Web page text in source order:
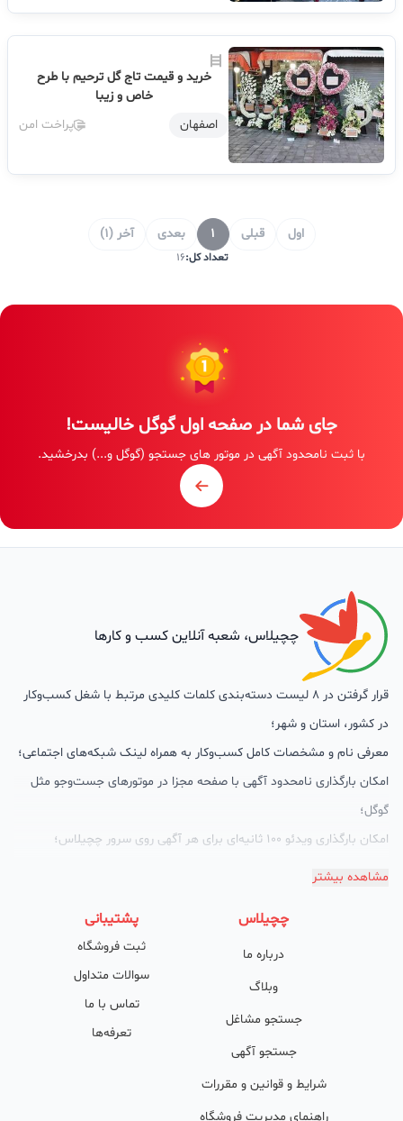
خرید و قیمت تاج گل ترحیم با طرح
خاص و زیبا
اصفهان
پراخت امن
اول قبلی 1 بعدی آخر (1)
تعداد کل:16
جای شما در صفحه اول گوگل خالیست!
با ثبت نامحدود آگهی در موتور های جستجو (گوگل و...) بدرخشید.
چچیلاس، شعبه آنلاین کسب و کارها
قرار گرفتن در 8 لیست دسته‌بندی کلمات کلیدی مرتبط با شغل کسب‌وکار
در کشور، استان و شهر؛
معرفی نام و مشخصات کامل کسب‌وکار به همراه لینک شبکه‌های اجتماعی؛
امکان بارگذاری نامحدود آگهی با صفحه مجزا در موتورهای جست‌وجو مثل
گوگل؛
امکان بارگذاری ویدئو 100 ثانیه‌ای برای هر آگهی روی سرور چچیلاس؛
گالری تصاویر محصول؛
پشتیبانی حرفه‌ای را هم به سبد خدماتش اضافه کرده است. چچیلاس با
امکان پشتیبان اختصاصی به محض ورود هر کسب‌وکار، نظارت، تحلیل
وکمک پشتیبان‌ها در تولید محتوا و سئونویسی به کسب‌وکارها شرایط را
طوری فراهم کرده که تا الان کسب‌وکارهای فعال در چچیلاس با کلمات
کلیدی بسیار خوبی رتبه دریافت کرده و بازخورد‌های بسیار خوبی گرفته‌اند.
مشاهده بیشتر
چچیلاس
درباره ما
وبلاگ
جستجو مشاغل
جستجو آگهی
شرایط و قوانین و مقررات
راهنمای مدیریت فروشگاه
پشتیبانی
ثبت فروشگاه
سوالات متداول
تماس با ما
تعرفه‌ها